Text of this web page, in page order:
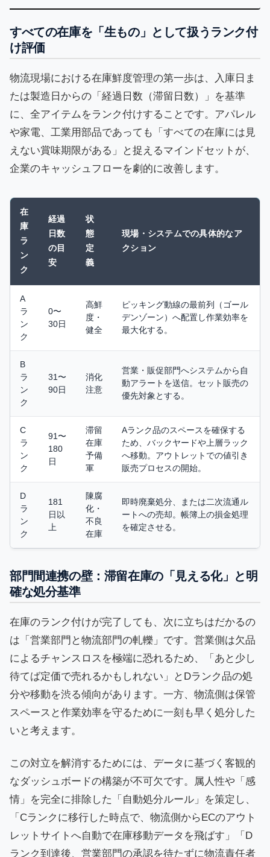
すべての在庫を「生もの」として扱うランク付
け評価
物流現場における在庫鮮度管理の第一歩は、入庫日ま
たは製造日からの「経過日数（滞留日数）」を基準
に、全アイテムをランク付けすることです。アパレル
や家電、工業用部品であっても「すべての在庫には見
えない賞味期限がある」と捉えるマインドセットが、
企業のキャッシュフローを劇的に改善します。
在
庫
ラ
ン
ク
経過
日数
の目
安
状
態
定
義
現場・システムでの具体的なア
クション
A
ラ
ン
ク
0〜
30日
高鮮
度・
健全
ピッキング動線の最前列（ゴール
デンゾーン）へ配置し作業効率を
最大化する。
B
ラ
ン
ク
31〜
90日
消化
注意
営業・販促部門へシステムから自
動アラートを送信。セット販売の
優先対象とする。
C
ラ
ン
ク
91〜
180
日
滞留
在庫
予備
軍
Aランク品のスペースを確保する
ため、バックヤードや上層ラック
へ移動。アウトレットでの値引き
販売プロセスの開始。
D
ラ
ン
ク
181
日以
上
陳腐
化・
不良
在庫
即時廃棄処分、または二次流通ル
ートへの売却。帳簿上の損金処理
を確定させる。
部門間連携の壁：滞留在庫の「見える化」と明
確な処分基準
在庫のランク付けが完了しても、次に立ちはだかるの
は「営業部門と物流部門の軋轢」です。営業側は欠品
によるチャンスロスを極端に恐れるため、「あと少し
待てば定価で売れるかもしれない」とDランク品の処
分や移動を渋る傾向があります。一方、物流側は保管
スペースと作業効率を守るために一刻も早く処分した
いと考えます。
この対立を解消するためには、データに基づく客観的
なダッシュボードの構築が不可欠です。属人性や「感
情」を完全に排除した「自動処分ルール」を策定し、
「Cランクに移行した時点で、物流側からECのアウト
レットサイトへ自動で在庫移動データを飛ばす」「D
ランク到達後、営業部門の承認を待たずに物流責任者